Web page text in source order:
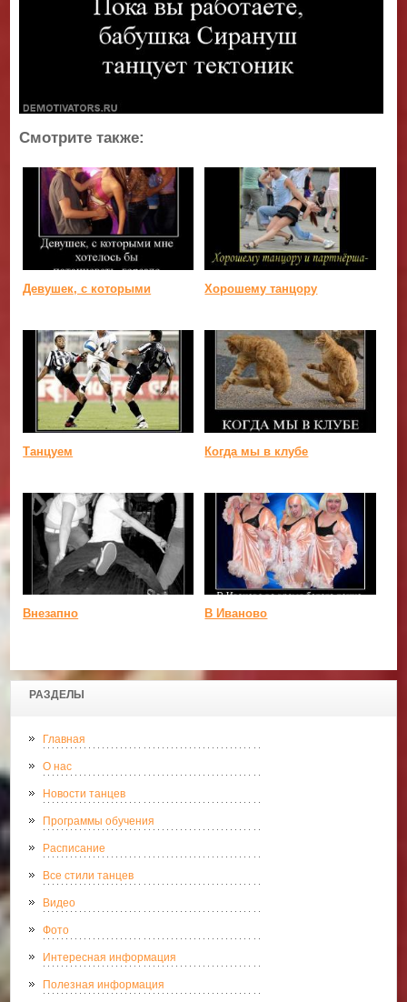
РАЗДЕЛЫ
Главная
О нас
Новости танцев
Программы обучения
Расписание
Все стили танцев
Видео
Фото
Интересная информация
Полезная информация
Смотрите также:
Девушек, с которыми Хорошему танцору
Танцуем Когда мы в клубе
Внезапно В Иваново